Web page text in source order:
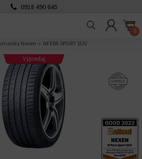
0918 490 645
0
Nexen NFERA SPORT SUV
Výpredaj